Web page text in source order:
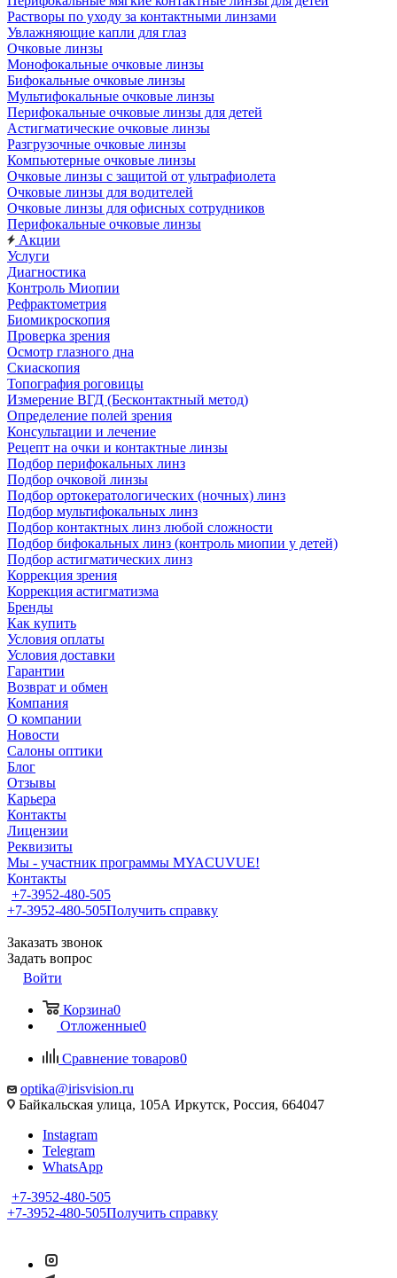
Растворы по уходу за контактными линзами
Увлажняющие капли для глаз
Очковые линзы
Монофокальные очковые линзы
Бифокальные очковые линзы
Мультифокальные очковые линзы
Перифокальные очковые линзы для детей
Астигматические очковые линзы
Разгрузочные очковые линзы
Компьютерные очковые линзы
Очковые линзы с защитой от ультрафиолета
Очковые линзы для водителей
Очковые линзы для офисных сотрудников
Перифокальные очковые линзы
Акции
Услуги
Диагностика
Контроль Миопии
Рефрактометрия
Биомикроскопия
Проверка зрения
Осмотр глазного дна
Скиаскопия
Топография роговицы
Измерение ВГД (Бесконтактный метод)
Определение полей зрения
Консультации и лечение
Рецепт на очки и контактные линзы
Подбор перифокальных линз
Подбор очковой линзы
Подбор ортокератологических (ночных) линз
Подбор мультифокальных линз
Подбор контактных линз любой сложности
Подбор бифокальных линз (контроль миопии у детей)
Подбор астигматических линз
Коррекция зрения
Коррекция астигматизма
Бренды
Как купить
Условия оплаты
Условия доставки
Гарантии
Возврат и обмен
Компания
О компании
Новости
Салоны оптики
Блог
Отзывы
Карьера
Контакты
Лицензии
Реквизиты
Мы - участник программы MYACUVUE!
Контакты
+7-3952-480-505
+7-3952-480-505Получить справку
Заказать звонок
Задать вопрос
Войти
Корзина0
Отложенные0
Сравнение товаров0
optika@irisvision.ru
Байкальская улица, 105А Иркутск, Россия, 664047
Instagram
Telegram
WhatsApp
+7-3952-480-505
+7-3952-480-505Получить справку